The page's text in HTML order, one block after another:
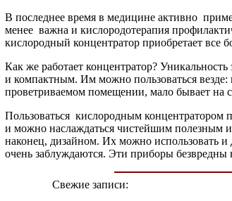
В последнее время в медицине активно
менее важна и кислородотерапия
кислородный концентратор приобретает все
Как же работает концентратор?
и компактным. Им можно пользоваться
проветриваемом помещении, мало бывает на
Пользоваться кислородным концентратором
и можно наслаждаться чистейшим полезным
наконец, дизайном. Их можно использовать и
очень заблуждаются. Эти приборы безвредны
Свежие записи: